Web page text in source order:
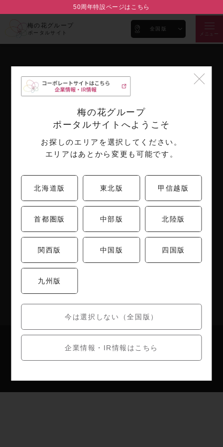
50周年特設ページはこちら
梅の花グループ
ポータルサイト
全国版
メニュー
梅の花グループ
ポータルサイトへようこそ
お探しのエリアを選択してください。
エリアはあとから変更も可能です。
北海道版 東北版 甲信越版
首都圏版 中部版 北陸版
関西版 中国版 四国版
九州版
今は選択しない（全国版）
企業情報・IR情報はこちら
梅の花ブランド
会社概要
取り組み
決算短信
月次売上情報
公告
お知らせ
採用情報
Copyright (c) umenohana All Right Reserved